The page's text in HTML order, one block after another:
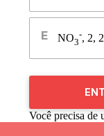
NO3
-, 2,
Você precisa de